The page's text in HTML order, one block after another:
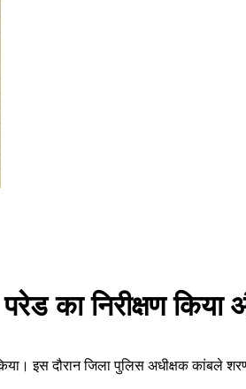
का निरीक्षण किया
इस दौरान जिला पुलिस अधीक्षक कांबले